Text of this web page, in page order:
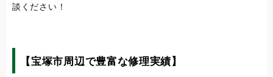
談ください！
【宝塚市周辺で豊富な修理実績】